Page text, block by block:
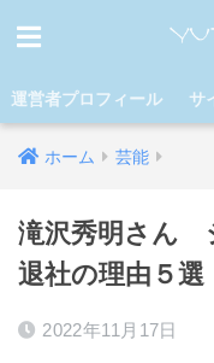
運営者プロフィール サ
ホーム 芸能
滝沢秀明さん
退社の理由５選
2022年11月17日